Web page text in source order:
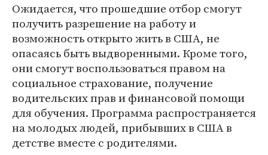
Ожидается, что прошедшие отбор смогут
получить разрешение на работу и
возможность открыто жить в США, не
опасаясь быть выдворенными. Кроме того,
они смогут воспользоваться правом на
социальное страхование, получение
водительских прав и финансовой помощи
для обучения. Программа распространяется
на молодых людей, прибывших в США в
детстве вместе с родителями.